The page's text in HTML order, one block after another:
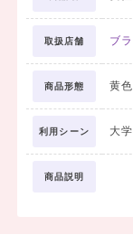
取扱店舗 ブ
商品形態 黄
利用シーン 大
商品説明